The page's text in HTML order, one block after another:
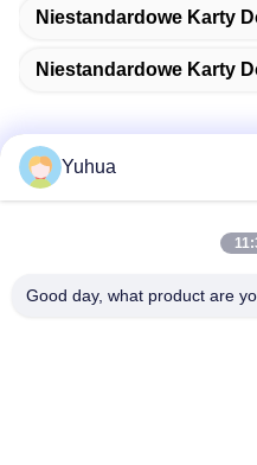
Niestandardowe Karty
Niestandardowe Karty
Guangdong Yuhua
Yuhua
Good day, what product are